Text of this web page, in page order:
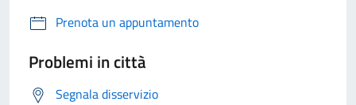
Prenota un appuntamento
Problemi in città
Segnala disservizio